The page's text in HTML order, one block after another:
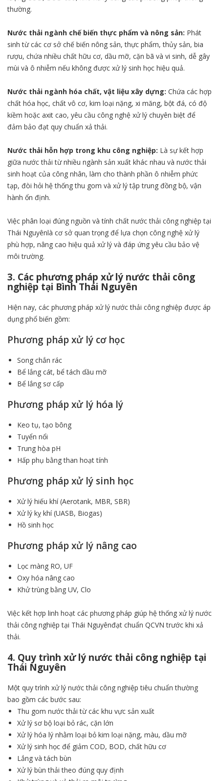
thường.
Nước thải ngành chế biến thực phẩm và nông sản: Phát
sinh từ các cơ sở chế biến nông sản, thực phẩm, thủy sản, bia
rượu, chứa nhiều chất hữu cơ, dầu mỡ, cặn bã và vi sinh, dễ gây
mùi và ô nhiễm nếu không được xử lý sinh học hiệu quả.
Nước thải ngành hóa chất, vật liệu xây dựng: Chứa các hợp
chất hóa học, chất vô cơ, kim loại nặng, xi măng, bột đá, có độ
kiềm hoặc axit cao, yêu cầu công nghệ xử lý chuyên biệt để
đảm bảo đạt quy chuẩn xả thải.
Nước thải hỗn hợp trong khu công nghiệp: Là sự kết hợp
giữa nước thải từ nhiều ngành sản xuất khác nhau và nước thải
sinh hoạt của công nhân, làm cho thành phần ô nhiễm phức
tạp, đòi hỏi hệ thống thu gom và xử lý tập trung đồng bộ, vận
hành ổn định.
Việc phân loại đúng nguồn và tính chất nước thải công nghiệp tại
Thái Nguyênlà cơ sở quan trọng để lựa chọn công nghệ xử lý
phù hợp, nâng cao hiệu quả xử lý và đáp ứng yêu cầu bảo vệ
môi trường.
3. Các phương pháp xử lý nước thải công
nghiệp tại Bình Thái Nguyên
Hiện nay, các phương pháp xử lý nước thải công nghiệp được áp
dụng phổ biến gồm:
Phương pháp xử lý cơ học
Song chắn rác
Bể lắng cát, bể tách dầu mỡ
Bể lắng sơ cấp
Phương pháp xử lý hóa lý
Keo tụ, tạo bông
Tuyển nổi
Trung hòa pH
Hấp phụ bằng than hoạt tính
Phương pháp xử lý sinh học
Xử lý hiếu khí (Aerotank, MBR, SBR)
Xử lý kỵ khí (UASB, Biogas)
Hồ sinh học
Phương pháp xử lý nâng cao
Lọc màng RO, UF
Oxy hóa nâng cao
Khử trùng bằng UV, Clo
Việc kết hợp linh hoạt các phương pháp giúp hệ thống xử lý nước
thải công nghiệp tại Thái Nguyênđạt chuẩn QCVN trước khi xả
thải.
4. Quy trình xử lý nước thải công nghiệp tại
Thái Nguyên
Một quy trình xử lý nước thải công nghiệp tiêu chuẩn thường
bao gồm các bước sau:
Thu gom nước thải từ các khu vực sản xuất
Xử lý sơ bộ loại bỏ rác, cặn lớn
Xử lý hóa lý nhằm loại bỏ kim loại nặng, màu, dầu mỡ
Xử lý sinh học để giảm COD, BOD, chất hữu cơ
Lắng và tách bùn
Xử lý bùn thải theo đúng quy định